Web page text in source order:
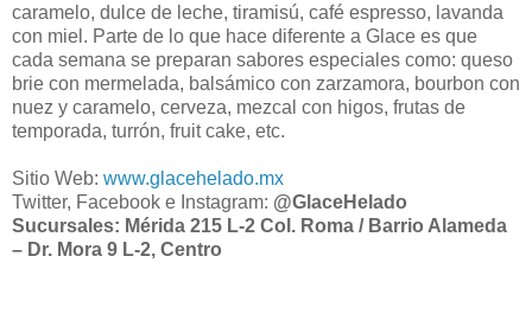
caramelo, dulce de leche, tiramisú, café espresso, lavanda
con miel. Parte de lo que hace diferente a Glace es que
cada semana se preparan sabores especiales como: queso
brie con mermelada, balsámico con zarzamora, bourbon con
nuez y caramelo, cerveza, mezcal con higos, frutas de
temporada, turrón, fruit cake, etc.
Sitio Web: www.glacehelado.mx
Twitter, Facebook e Instagram: @GlaceHelado
Sucursales: Mérida 215 L-2 Col. Roma / Barrio Alameda
– Dr. Mora 9 L-2, Centro